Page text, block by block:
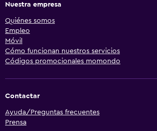
Nuestra empresa
Quiénes somos
Empleo
Móvil
Cómo funcionan nuestros servicios
Códigos promocionales momondo
Contactar
Ayuda/Preguntas frecuentes
Prensa